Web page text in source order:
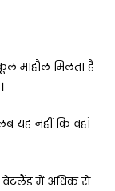
माहौल मिलता है
यह नहीं कि वहां
वेटलैंड में अधिक से